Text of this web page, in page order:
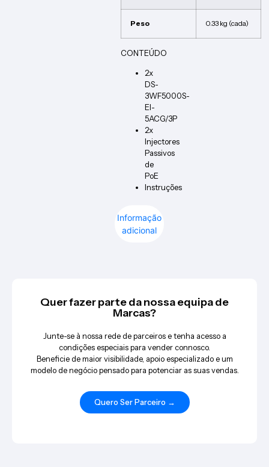
Informação
adicional
Peso 0.33 kg (cada)
CONTEÚDO
2x
DS-
3WF5000S-
EI-
5ACG/3P
2x
Injectores
Passivos
de
PoE
Instruções
Quer fazer parte da nossa equipa de
Marcas?
Junte-se à nossa rede de parceiros e tenha acesso a
condições especiais para vender connosco.
Beneficie de maior visibilidade, apoio especializado e um
modelo de negócio pensado para potenciar as suas vendas.
Quero Ser Parceiro →